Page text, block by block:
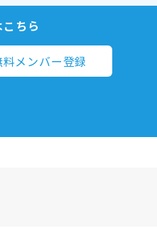
ちら
料メンバー登録